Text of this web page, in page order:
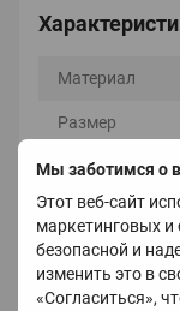
Мы заботимся о
Этот веб-сайт
маркетинговых и
безопасной и
изменить это в
«Согласиться»,
Материал
Размер
Цвет
Вес
Страна-